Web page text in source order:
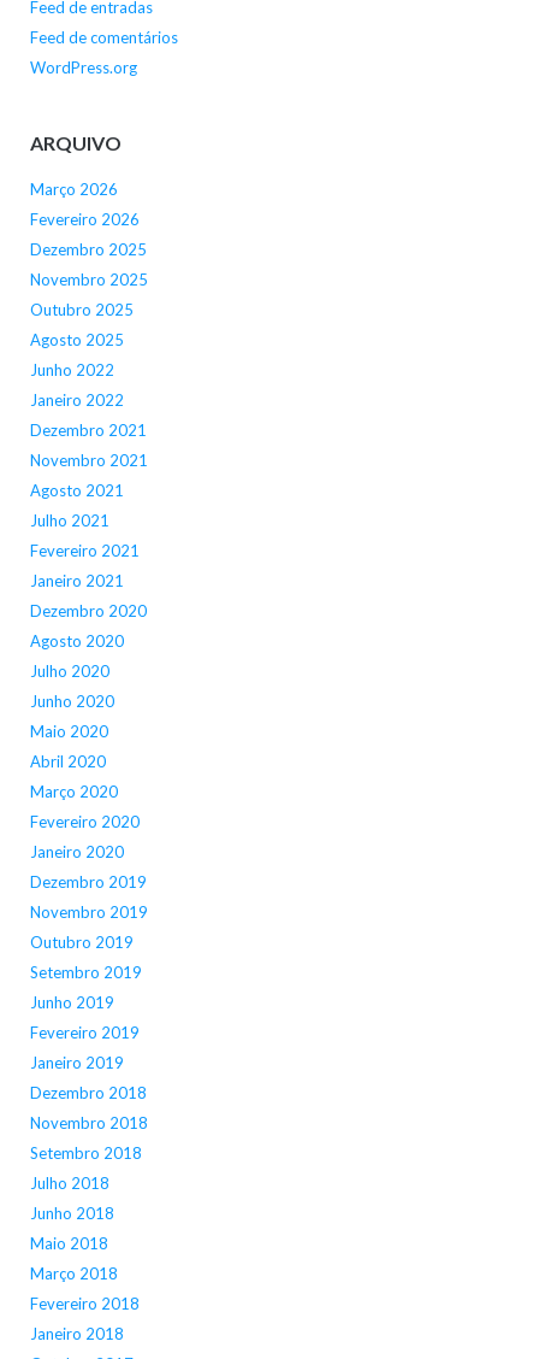
Feed de entradas
Feed de comentários
WordPress.org
ARQUIVO
Março 2026
Fevereiro 2026
Dezembro 2025
Novembro 2025
Outubro 2025
Agosto 2025
Junho 2022
Janeiro 2022
Dezembro 2021
Novembro 2021
Agosto 2021
Julho 2021
Fevereiro 2021
Janeiro 2021
Dezembro 2020
Agosto 2020
Julho 2020
Junho 2020
Maio 2020
Abril 2020
Março 2020
Fevereiro 2020
Janeiro 2020
Dezembro 2019
Novembro 2019
Outubro 2019
Setembro 2019
Junho 2019
Fevereiro 2019
Janeiro 2019
Dezembro 2018
Novembro 2018
Setembro 2018
Julho 2018
Junho 2018
Maio 2018
Março 2018
Fevereiro 2018
Janeiro 2018